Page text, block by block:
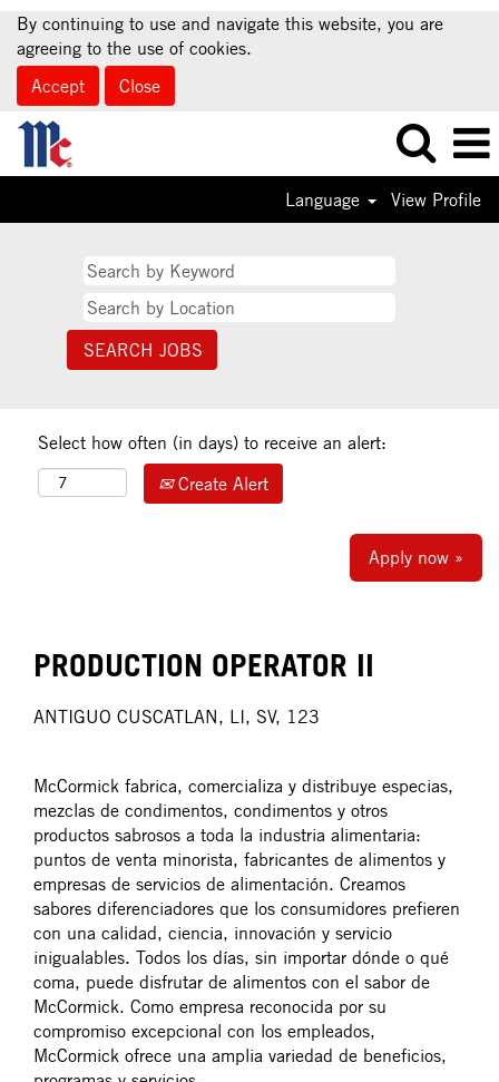
By continuing to use and navigate this website, you are
agreeing to the use of cookies.
Accept
Close
Language View Profile
Select how often (in days) to receive an alert:
Create Alert
Apply now »
PRODUCTION OPERATOR II
ANTIGUO CUSCATLAN, LI, SV, 123
McCormick fabrica, comercializa y distribuye especias,
mezclas de condimentos, condimentos y otros
productos sabrosos a toda la industria alimentaria:
puntos de venta minorista, fabricantes de alimentos y
empresas de servicios de alimentación. Creamos
sabores diferenciadores que los consumidores prefieren
con una calidad, ciencia, innovación y servicio
inigualables. Todos los días, sin importar dónde o qué
coma, puede disfrutar de alimentos con el sabor de
McCormick. Como empresa reconocida por su
compromiso excepcional con los empleados,
McCormick ofrece una amplia variedad de beneficios,